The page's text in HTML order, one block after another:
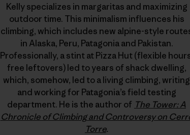
Kelly specializes in margaritas and maximizing
outdoor time. This minimalism influences his
climbing, which includes new alpine-style
in Alaska, Peru, Patagonia and Pakistan.
Professionally, a stint at Pizza Hut (flexible
free leftovers) led to years of shack dwelling,
which, somehow, led to a living climbing, writing
and working for Patagonia’s field testing
department. He is the author of The Tower: A
Chronicle of Climbing and Controversy on
Torre.